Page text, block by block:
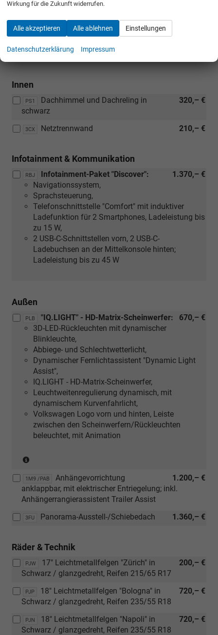
Frontscheibe in Verbundsicherheitsglas, drahtlos
beheizbar,
Innen
PS1 320,– €
Dachhimmel und Dachreling in
schwarz
3CX 210,– €
Netztrennwand
Infotainment & Kommunikation
RBJ 1.370,– €
Infotainment-Paket "Discover":
Navigationssystem,
Sprachsteuerung,
Telefonschnittstelle "Comfort" mit induktiver
Ladefunktion für 2 Smartphones, Ladeleistung bis
zu 15 W,
2 USB-C-Schnittstellen vorn, 2 USB-C-
Ladebuchsen an der Mittelkonsole hinten;
Ladeleistung bis zu 45 W
Außen
PLB 670,– €
"IQ.LIGHT" - HD-Matrix-Scheinwerfer:
3D-LED-Rückleuchten mit dynamischer
Blinkleuchte,
Abbiege- und Schlechtwetterlicht,
Dynamischer Fernlichtassistent "Dynamic Light
Assist",
IQ.LIGHT - HD-Matrix-Scheinwerfer,
Leuchtweitenregulierung dynamisch, mit
dynamischem Kurvenfahrlicht,
Volkswagen Logo vorn und hinten, Leiste
zwischen den Scheinwerfern/Rückleuchten
beleuchtet, mit Animation
Verbindung
mit:
[RBJ]
Paket
1M9 /PAB 1.200,– €
Anhängevorrichtung
anklappbar, mit elektrischer Entriegelung; inkl.
Anhängerrangierassistent Trailer Assist
3FU 1.360,– €
Panorama-Ausstell-/Schiebedach
Räder & Technik
PJW 200,– €
17" Leichtmetallfelgen "Zürich" in
Schwarz / glanzgedreht, Reifen 215/65 R17
PJP 720,– €
18" Leichtmetallfelgen "Bologna" in
Schwarz / glanzgedreht, Reifen 235/55 R18
PJN 720,– €
18" Leichtmetallfelgen "Napoli" in
Schwarz / glanzgedreht, Reifen 235/55 R18
Wirkung für die Zukunft widerrufen.
Alle akzeptieren Alle ablehnen Einstellungen
Datenschutzerklärung Impressum